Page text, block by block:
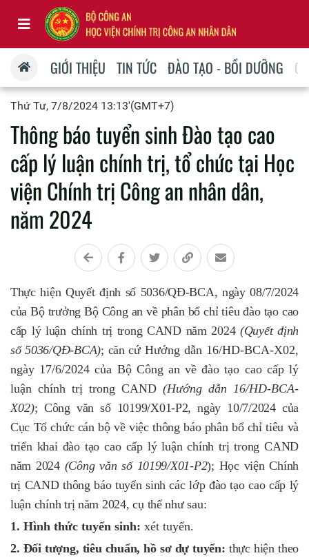
GIỚI THIỆU TIN TỨC ĐÀO TẠO - BỒI DƯỠNG
Thứ Tư, 7/8/2024 13:13'(GMT+7)
Thông báo tuyển sinh Đào tạo cao
cấp lý luận chính trị, tổ chức tại Học
viện Chính trị Công an nhân dân,
năm 2024
Thực hiện Quyết định số 5036/QĐ-BCA, ngày08/7/2024
của Bộ trưởng Bộ Công an về phân bổ chỉ tiêu đào tạo cao
cấp lý luận chính trị trong CAND năm 2024 (Quyết định
số5036/QĐ-BCA); căn cứHướng dẫn 16/HD-BCA-X02,
ngày 17/6/2024 của Bộ Công an về đào tạo cao cấp lý
luận chính trị trong CAND (Hướng dẫn 16/HD-BCA-
X02); Công văn số 10199/X01-P2, ngày 10/7/2024 của
Cục Tổ chức cán bộ về việc thông báo phân bổ chỉ tiêu và
triển khai đào tạocaocấp lý luận chính trị trong CAND
năm 2024 (Công văn số 10199/X01-P2); Học viện Chính
trị CANDthông báo tuyển sinhcáclớp đào tạocaocấp lý
luận chính trị năm 2024, cụ thể như sau:
1. Hình thức tuyển sinh: xét tuyển.
2. Đối tượng, tiêu chuẩn, hồ sơ dự tuyển: thực hiện theo